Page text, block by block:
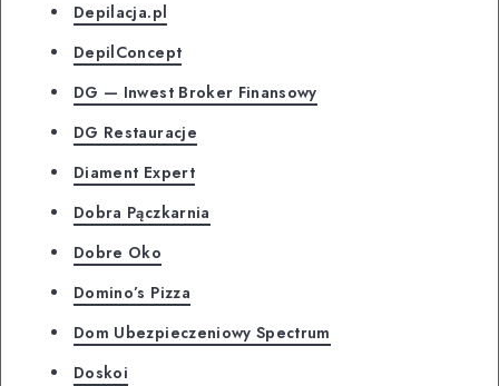
Depilacja.pl
DepilConcept
DG — Inwest Broker Finansowy
DG Restauracje
Diament Expert
Dobra Pączkarnia
Dobre Oko
Domino’s Pizza
Dom Ubezpieczeniowy Spectrum
Doskoi